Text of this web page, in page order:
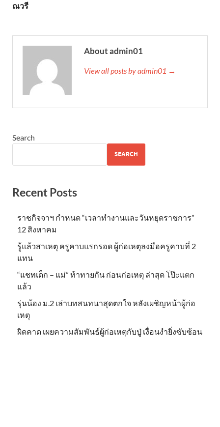
ณวรี
About admin01
View all posts by admin01 →
Search
SEARCH
Recent Posts
ราชกิจจาฯ กำหนด “เวลาทำงานและวันหยุดราชการ”
12 สิงหาคม
รู้แล้วสาเหตุ ครูคาบแรกรอด ผู้ก่อเหตุลงมือครูคาบที่ 2
แทน
“แชทเด็ก – แม่” ท้าทายกัน ก่อนก่อเหตุ ล่าสุด โป๊ะแตก
แล้ว
รุ่นน้อง ม.2 เล่าบทสนทนาสุดตกใจ หลังเผชิญหน้าผู้ก่อ
เหตุ
ผิดคาด เผยความสัมพันธ์ผู้ก่อเหตุกับปู่ เงื่อนงำยิ่งซับซ้อน